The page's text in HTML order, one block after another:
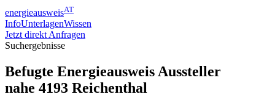
energieausweisAT
InfoUnterlagenWissen
Jetzt direkt Anfragen
Suchergebnisse
Befugte Energieausweis Aussteller
nahe 4193 Reichenthal